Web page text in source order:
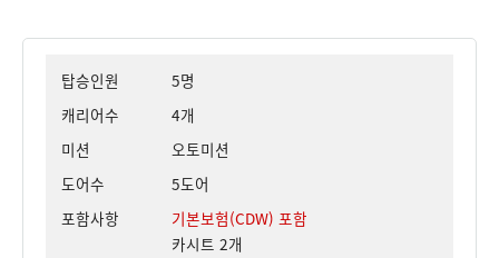
탑승인원
5명
캐리어수
4개
미션
오토미션
도어수
5도어
포함사항
기본보험(CDW) 포함
카시트 2개